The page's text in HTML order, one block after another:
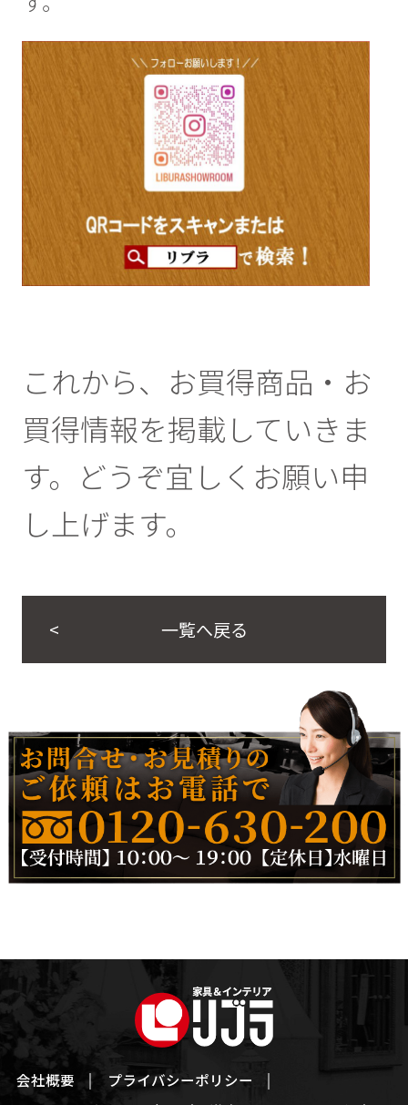
これから、お買得商品・お
買得情報を掲載していきま
す。どうぞ宜しくお願い申
し上げます。
一覧へ戻る
会社概要
プライバシーポリシー